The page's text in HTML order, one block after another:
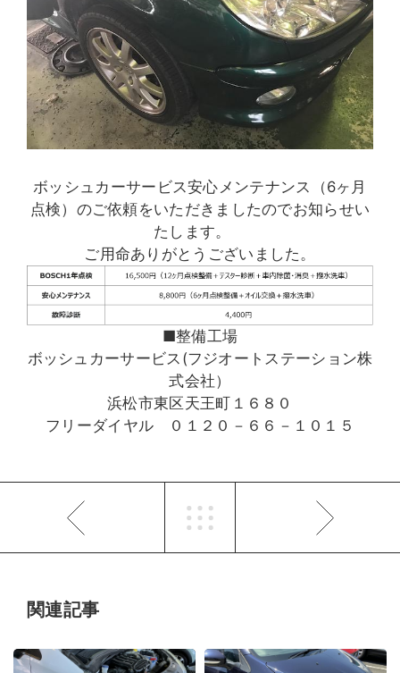
ボッシュカーサービス安心メンテナンス（6ヶ月
点検）のご依頼をいただきましたのでお知らせい
たします。
ご用命ありがとうございました。
■整備工場
ボッシュカーサービス(フジオートステーション株
式会社）
浜松市東区天王町１６８０
フリーダイヤル ０１２０－６６－１０１５
関連記事